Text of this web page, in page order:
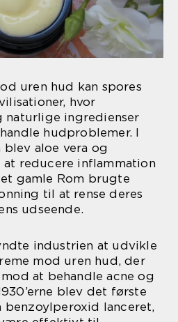
uren hud kan spores
hvor
ingredienser
hudproblemer. I
aloe vera og
reducere inflammation
gamle Rom brugte
til at rense deres
udseende.
industrien at udvikle
mod uren hud, der
at behandle acne og
blev det første
lanceret,